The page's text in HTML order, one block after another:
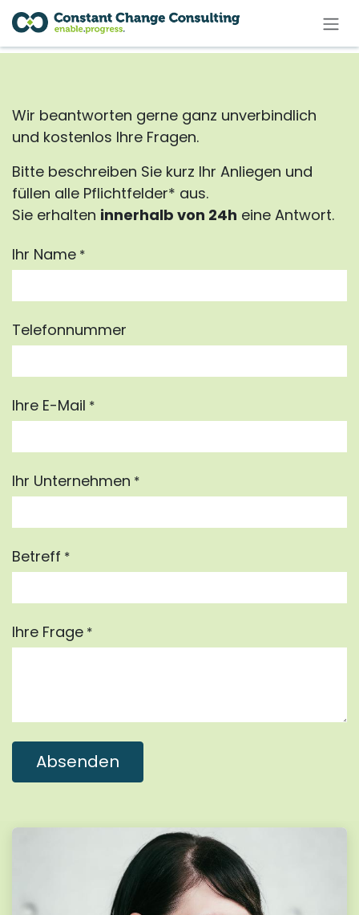
Zum Inhalt springen
Wir beantworten gerne ganz unverbindlich
und kostenlos Ihre Fragen.
Bitte beschreiben Sie kurz Ihr Anliegen und
füllen alle Pflichtfelder* aus.
Sie erhalten innerhalb von 24h eine Antwort.
Ihr Name *
Telefonnummer
Ihre E-Mail *
Ihr Unternehmen *
Betreff *
Ihre Frage *
Absenden